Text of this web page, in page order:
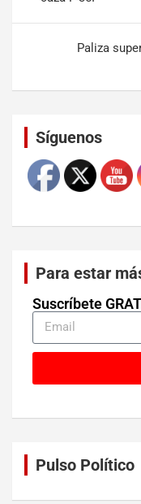
Paliza
Síguenos
Para estar
Suscríbete
Pulso Político